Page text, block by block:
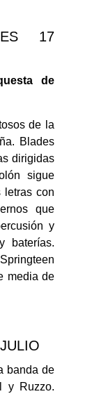
17
de
de la
Blades
dirigidas
sigue
letras con
que
y
baterías.
media de
banda de
y Ruzzo.